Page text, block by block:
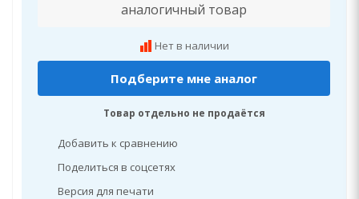
аналогичный товар
Нет в наличии
Подберите мне аналог
Товар отдельно не продаётся
Добавить к сравнению
Поделиться в соцсетях
Версия для печати